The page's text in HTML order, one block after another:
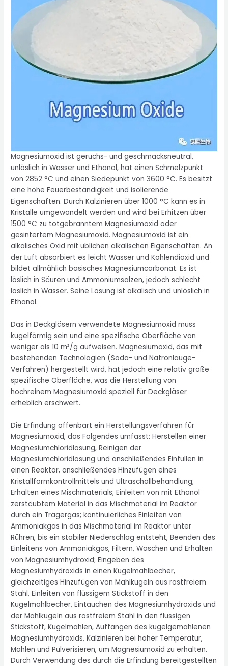
Magnesiumoxid ist geruchs- und geschmacksneutral,
unlöslich in Wasser und Ethanol, hat einen Schmelzpunkt
von 2852 °C und einen Siedepunkt von 3600 °C. Es besitzt
eine hohe Feuerbeständigkeit und isolierende
Eigenschaften. Durch Kalzinieren über 1000 °C kann es in
Kristalle umgewandelt werden und wird bei Erhitzen über
1500 °C zu totgebranntem Magnesiumoxid oder
gesintertem Magnesiumoxid. Magnesiumoxid ist ein
alkalisches Oxid mit üblichen alkalischen Eigenschaften. An
der Luft absorbiert es leicht Wasser und Kohlendioxid und
bildet allmählich basisches Magnesiumcarbonat. Es ist
löslich in Säuren und Ammoniumsalzen, jedoch schlecht
löslich in Wasser. Seine Lösung ist alkalisch und unlöslich in
Ethanol.
Das in Deckgläsern verwendete Magnesiumoxid muss
kugelförmig sein und eine spezifische Oberfläche von
weniger als 10 m²/g aufweisen. Magnesiumoxid, das mit
bestehenden Technologien (Soda- und Natronlauge-
Verfahren) hergestellt wird, hat jedoch eine relativ große
spezifische Oberfläche, was die Herstellung von
hochreinem Magnesiumoxid speziell für Deckgläser
erheblich erschwert.
Die Erfindung offenbart ein Herstellungsverfahren für
Magnesiumoxid, das Folgendes umfasst: Herstellen einer
Magnesiumchloridlösung, Reinigen der
Magnesiumchloridlösung und anschließendes Einfüllen in
einen Reaktor, anschließendes Hinzufügen eines
Kristallformkontrollmittels und Ultraschallbehandlung;
Erhalten eines Mischmaterials; Einleiten von mit Ethanol
zerstäubtem Material in das Mischmaterial im Reaktor
durch ein Trägergas; kontinuierliches Einleiten von
Ammoniakgas in das Mischmaterial im Reaktor unter
Rühren, bis ein stabiler Niederschlag entsteht, Beenden des
Einleitens von Ammoniakgas, Filtern, Waschen und Erhalten
von Magnesiumhydroxid; Eingeben des
Magnesiumhydroxids in einen Kugelmahlbecher,
gleichzeitiges Hinzufügen von Mahlkugeln aus rostfreiem
Stahl, Einleiten von flüssigem Stickstoff in den
Kugelmahlbecher, Eintauchen des Magnesiumhydroxids und
der Mahlkugeln aus rostfreiem Stahl in den flüssigen
Stickstoff, Kugelmahlen, Auffangen des kugelgemahlenen
Magnesiumhydroxids, Kalzinieren bei hoher Temperatur,
Mahlen und Pulverisieren, um Magnesiumoxid zu erhalten.
Durch Verwendung des durch die Erfindung bereitgestellten